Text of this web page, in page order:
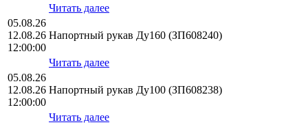
Читать далее
05.08.26
12.08.26
12:00:00
Напортный рукав Ду160 (ЗП608240)
Читать далее
05.08.26
12.08.26
12:00:00
Напортный рукав Ду100 (ЗП608238)
Читать далее